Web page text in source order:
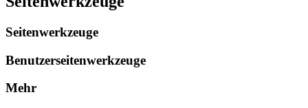
Seitenwerkzeuge
Benutzerseitenwerkzeuge
Mehr